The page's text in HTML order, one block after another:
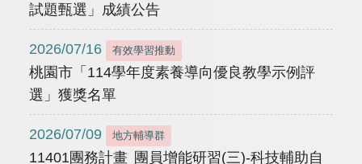
試題甄選」成績公告
2026/07/16 有效學習推動
桃園市「114學年度素養導向優良教學示例評
選」獲獎名單
2026/07/09 地方輔導群
11401團務計畫 團員增能研習(三)-科技輔助自